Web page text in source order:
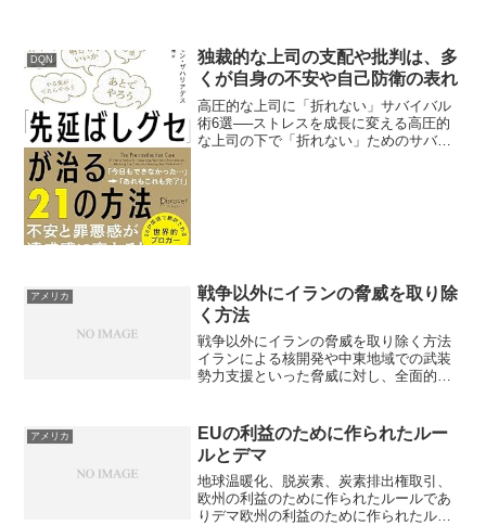
DQN
独裁的な上司の支配や批判は、多
くが自身の不安や自己防衛の表れ
高圧的な上司に「折れない」サバイバル
術6選──ストレスを成長に変える高圧的
な上司の下で「折れない」ためのサバイ
アメリカ
戦争以外にイランの脅威を取り除
く方法
戦争以外にイランの脅威を取り除く方法
イランによる核開発や中東地域での武装
勢力支援といった脅威に対し、全面的な
済制裁による資金源の遮断、核開発を制
限する国際的な枠組みの...
アメリカ
EUの利益のために作られたルー
ルとデマ
地球温暖化、脱炭素、炭素排出権取引、
欧州の利益のために作られたルールであ
りデマ欧州の利益のために作られたルー